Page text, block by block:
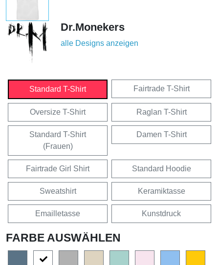
Dr.Monekers
alle Designs anzeigen
Standard T-Shirt Fairtrade T-Shirt
Oversize T-Shirt Raglan T-Shirt
Standard T-Shirt
(Frauen)
Damen T-Shirt
Fairtrade Girl Shirt Standard Hoodie
Sweatshirt Keramiktasse
Emailletasse Kunstdruck
FARBE AUSWÄHLEN